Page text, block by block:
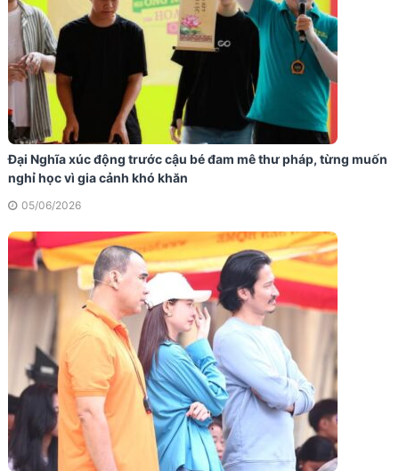
Đại Nghĩa xúc động trước cậu bé đam mê thư pháp, từng muốn
nghỉ học vì gia cảnh khó khăn
05/06/2026